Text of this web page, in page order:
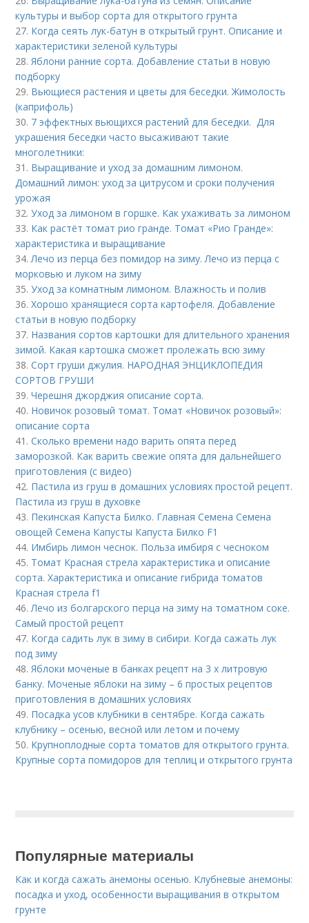
культуры и выбор сорта для открытого грунта
27. Когда сеять лук-батун в открытый грунт. Описание и
характеристики зеленой культуры
28. Яблони ранние сорта. Добавление статьи в новую
подборку
29. Вьющиеся растения и цветы для беседки. Жимолость
(каприфоль)
30. 7 эффектных вьющихся растений для беседки. Для
украшения беседки часто высаживают такие
многолетники:
31. Выращивание и уход за домашним лимоном.
Домашний лимон: уход за цитрусом и сроки получения
урожая
32.Уход за лимоном в горшке. Как ухаживать за лимоном
33. Как растёт томат рио гранде. Томат «Рио Гранде»:
характеристика и выращивание
34. Лечо из перца без помидор на зиму. Лечо из перца с
морковью и луком на зиму
35.Уход за комнатным лимоном. Влажность и полив
36.Хорошо хранящиеся сорта картофеля. Добавление
статьи в новую подборку
37. Названия сортов картошки для длительного хранения
зимой. Какая картошка сможет пролежать всю зиму
38.Сорт груши джулия. НАРОДНАЯ ЭНЦИКЛОПЕДИЯ
СОРТОВ ГРУШИ
39.Черешня джорджия описание сорта.
40. Новичок розовый томат. Томат «Новичок розовый»:
описание сорта
41.Сколько времени надо варить опята перед
заморозкой. Как варить свежие опята для дальнейшего
приготовления (с видео)
42. Пастила из груш в домашних условиях простой рецепт.
Пастила из груш в духовке
43. Пекинская Капуста Билко. Главная Семена Семена
овощей Семена Капусты Капуста Билко F1
44. Имбирь лимон чеснок. Польза имбиря с чесноком
45. Томат Красная стрела характеристика и описание
сорта. Характеристика и описание гибрида томатов
Красная стрела f1
46. Лечо из болгарского перца на зиму на томатном соке.
Самый простой рецепт
47. Когда садить лук в зиму в сибири. Когда сажать лук
под зиму
48. Яблоки моченые в банках рецепт на 3 х литровую
банку. Моченые яблоки на зиму – 6 простых рецептов
приготовления в домашних условиях
49. Посадка усов клубники в сентябре. Когда сажать
клубнику – осенью, весной или летом и почему
50. Крупноплодные сорта томатов для открытого грунта.
Крупные сорта помидоров для теплиц и открытого грунта
Популярные материалы
Как и когда сажать анемоны осенью. Клубневые анемоны:
посадка и уход, особенности выращивания в открытом
грунте